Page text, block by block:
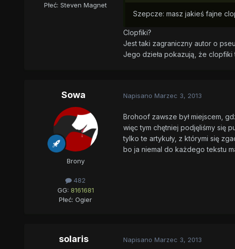
Płeć: Steven Magnet
Szepcze: masz jakieś fajne
Clopfiki?
Jest taki zagraniczny autor o
Jego dzieła pokazują, że
Sowa
Brony
482
GG: 8161681
Płeć: Ogier
Napisano Marzec 3, 2013
Brohoof zawsze był miejscem,
więc tym chętniej podjęliśmy się
tylko te artykuły, z którymi się
bo ja niemal do każdego tekstu
solaris Napisano Marzec 3, 2013